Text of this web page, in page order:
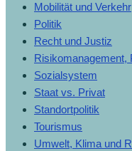
Mobilität und Verkehr
Politik
Recht und Justiz
Risikomanagement,
Sozialsystem
Staat vs. Privat
Standortpolitik
Tourismus
Umwelt, Klima und